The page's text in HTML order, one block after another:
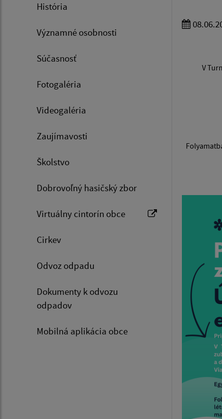
História
Významné osobnosti
Súčasnosť
Fotogaléria
Videogaléria
Zaujímavosti
Školstvo
Dobrovoľný hasičský zbor
Virtuálny cintorín obce
Cirkev
Odvoz odpadu
Dokumenty k odvozu
odpadov
Mobilná aplikácia obce
V